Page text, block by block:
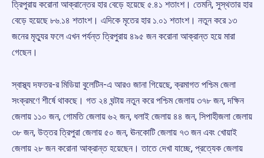
ত্রিপুরায় করোনা আক্রান্তের হার বেড়ে হয়েছে ৫.৪১ শতাংশ। তেমনি, সুস্থতার হার
বেড়ে হয়েছে ৮৬.১৪ শতাংশ। এদিকে মৃতের হার ১.০১ শতাংশ। নতুন করে ১৩
জনের মৃত্যুর ফলে এখন পর্যন্ত ত্রিপুরায় ৪৯৫ জন করোনা আক্রান্ত হয়ে মারা
গেছেন।
স্বাস্থ্য দফতর-র মিডিয়া বুলেটিন-এ আরও জানা গিয়েছে, ক্রমাগত পশ্চিম জেলা
সংক্রমণে শীর্ষে থাকছে। গত ২৪ ঘন্টায় নতুন করে পশ্চিম জেলায় ৩৭৮ জন, দক্ষিন
জেলায় ১১০ জন, গোমতি জেলায় ৬২ জন, ধলাই জেলায় ৪৪ জন, সিপাহীজলা জেলায়
৩৮ জন, উত্তর ত্রিপুরা জেলায় ৫০ জন, ঊনকোটি জেলায় ৭৩ জন এবং খোয়াই
জেলায় ২৮ জন করোনা আক্রান্ত হয়েছেন। তাতে দেখা যাচ্ছে, প্রত্যেক জেলায়